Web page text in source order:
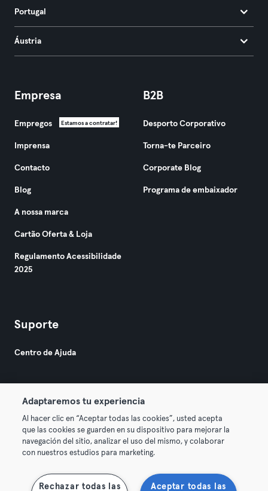
Portugal
Áustria
Empresa
Empregos Estamos a contratar!
Imprensa
Contacto
Blog
A nossa marca
Cartão Oferta & Loja
Regulamento Acessibilidade
2025
B2B
Desporto Corporativo
Torna-te Parceiro
Corporate Blog
Programa de embaixador
Suporte
Centro de Ajuda
© 2026 Urban Sports Group GmbH. All rights reserved.
Termos & Condições Privacidade
Rescindir contratos aqui Cancelar contratos aqui
Adaptaremos tu experiencia
Al hacer clic en “Aceptar todas las cookies”, usted acepta
que las cookies se guarden en su dispositivo para mejorar la
navegación del sitio, analizar el uso del mismo, y colaborar
con nuestros estudios para marketing.
Aceptar todas las
Rechazar todas las